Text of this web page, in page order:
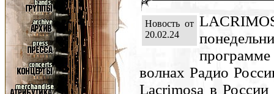
Новость от
20.02.24
волнах Радио
Lacrimosa в